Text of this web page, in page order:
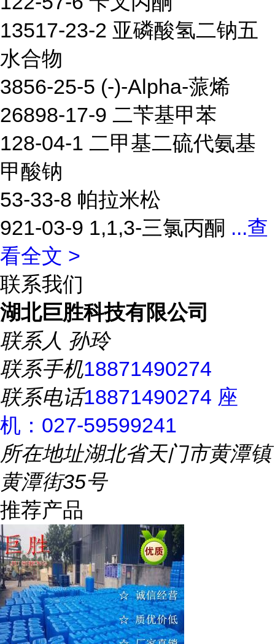
13517-23-2 亚磷酸氢二钠五
水合物
3856-25-5 (-)-Alpha-蒎烯
26898-17-9 二苄基甲苯
128-04-1 二甲基二硫代氨基
甲酸钠
53-33-8 帕拉米松
921-03-9 1,1,3-三氯丙酮 ...查
看全文 >
联系我们
湖北巨胜科技有限公司
联系人 孙玲
联系手机18871490274
联系电话18871490274 座
机：027-59599241
所在地址湖北省天门市黄潭镇
黄潭街35号
推荐产品